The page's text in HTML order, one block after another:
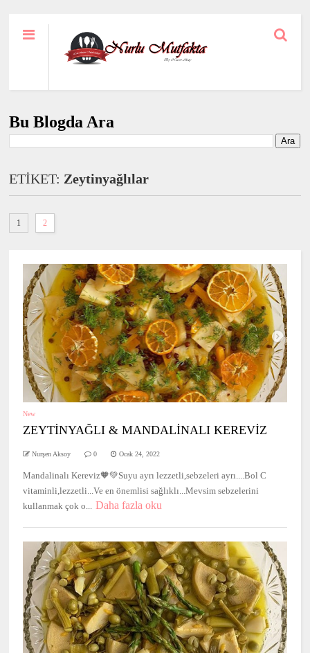
Bu Blogda Ara
ETİKET: Zeytinyağlılar
1 2
New
ZEYTİNYAĞLI & MANDALİNALI KEREVİZ
Nurşen Aksoy 0 Ocak 24, 2022
Mandalinalı Kereviz🧡💚Suyu ayrı lezzetli,sebzeleri ayrı....Bol C
vitaminli,lezzetli...Ve en önemlisi sağlıklı...Mevsim sebzelerini
kullanmak çok o... Daha fazla oku